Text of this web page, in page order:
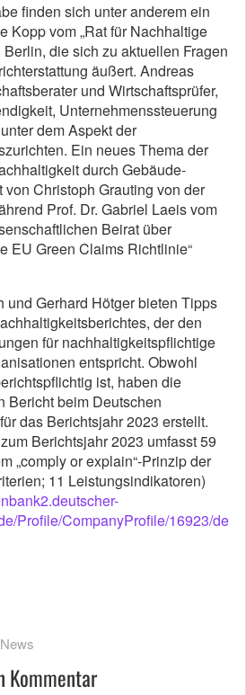
finden sich unter anderem ein
Kopp vom „Rat für Nachhaltige
die sich zu aktuellen Fragen
äußert. Andreas
und Wirtschaftsprüfer,
Unternehmenssteuerung
dem Aspekt der
Ein neues Thema der
durch Gebäude-
Christoph Grauting von der
Prof. Dr. Gabriel Laeis vom
Beirat über
EU Green Claims Richtlinie“
und Gerhard Hötger bieten Tipps
der den
für nachhaltigkeitspflichtige
entspricht. Obwohl
ist, haben die
Bericht beim Deutschen
das Berichtsjahr 2023 erstellt.
Berichtsjahr 2023 umfasst 59
„comply or explain“-Prinzip der
11 Leistungsindikatoren)
Profile/CompanyProfile/16923/de
Kommentar